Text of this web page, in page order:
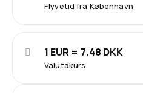
Flyvetid fra København
Valutakurs
1 EUR = 7.48 DKK